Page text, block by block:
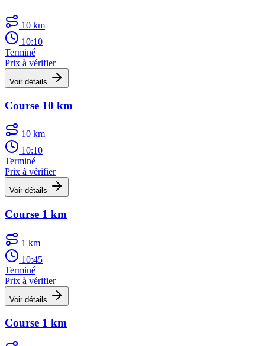
10 km
10:10
Terminé
Prix à vérifier
Voir détails
Course 10 km
10 km
10:10
Terminé
Prix à vérifier
Voir détails
Course 1 km
1 km
10:45
Terminé
Prix à vérifier
Voir détails
Course 1 km